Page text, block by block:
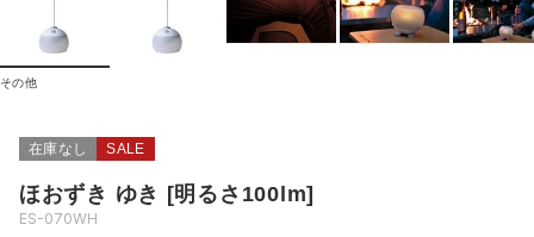
その他
在庫なし SALE
ほおずき ゆき [明るさ100lm]
ES-070WH